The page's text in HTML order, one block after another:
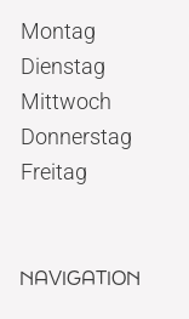
Montag
Dienstag
Mittwoch
Donnerstag
Freitag
NAVIGATION